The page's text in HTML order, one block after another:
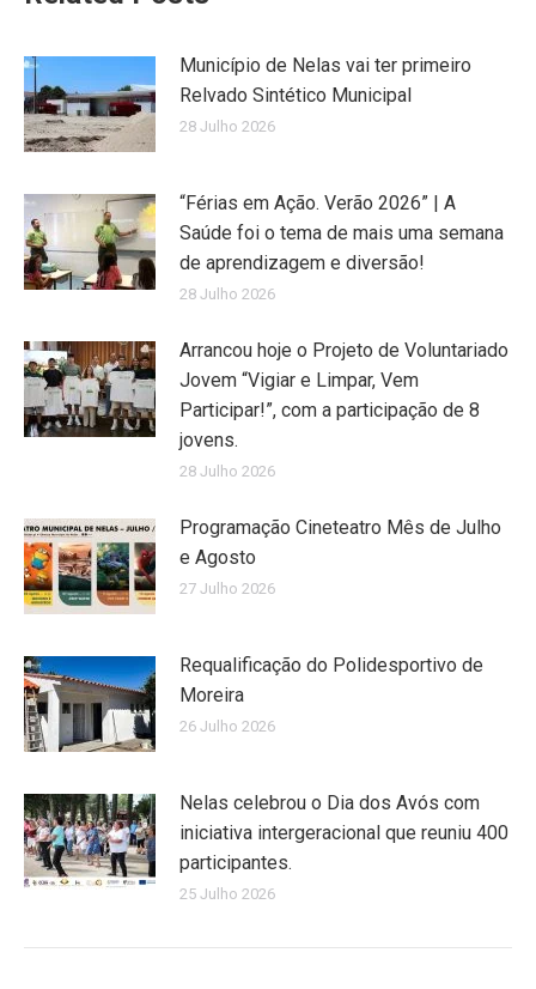
Município de Nelas vai ter primeiro
Relvado Sintético Municipal
28 Julho 2026
“Férias em Ação. Verão 2026” | A
Saúde foi o tema de mais uma semana
de aprendizagem e diversão!
28 Julho 2026
Arrancou hoje o Projeto de Voluntariado
Jovem “Vigiar e Limpar, Vem
Participar!”, com a participação de 8
jovens.
28 Julho 2026
Programação Cineteatro Mês de Julho
e Agosto
27 Julho 2026
Requalificação do Polidesportivo de
Moreira
26 Julho 2026
Nelas celebrou o Dia dos Avós com
iniciativa intergeracional que reuniu 400
participantes.
25 Julho 2026